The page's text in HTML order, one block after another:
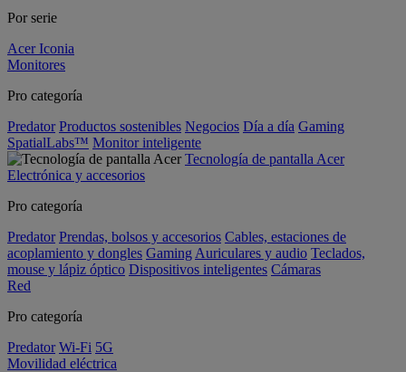
Por serie
Acer Iconia
Monitores
Pro categoría
Predator Productos sostenibles Negocios Día a día Gaming
SpatialLabs™ Monitor inteligente
Tecnología de pantalla Acer
Electrónica y accesorios
Pro categoría
Predator Prendas, bolsos y accesorios Cables, estaciones de
acoplamiento y dongles Gaming Auriculares y audio Teclados,
mouse y lápiz óptico Dispositivos inteligentes Cámaras
Red
Pro categoría
Predator Wi-Fi 5G
Movilidad eléctrica